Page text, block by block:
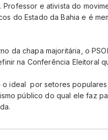
e ativista do
do Estado da Bahia e é
da chapa majoritária, o
na Conferência Eleitoral
ideal por setores
público do qual ele faz